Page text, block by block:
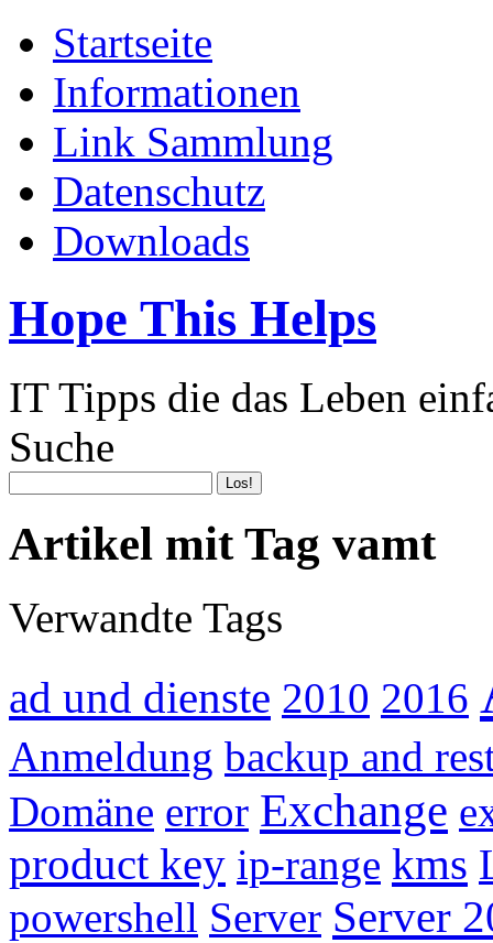
Startseite
Informationen
Link Sammlung
Datenschutz
Downloads
Hope This Helps
IT Tipps die das Leben
Suche
Artikel mit Tag vamt
Verwandte Tags
ad und dienste 2010 2016
Anmeldung backup and
Domäne error Exchange
product key ip-range kms
powershell Server Server